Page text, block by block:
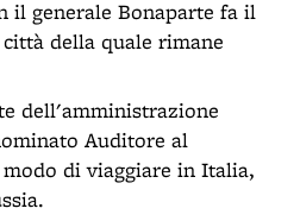
il generale Bonaparte fa il
della quale rimane
dell'amministrazione
Auditore al
di viaggiare in Italia,